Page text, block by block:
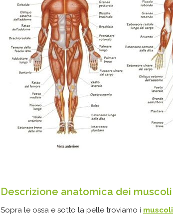
Descrizione anatomica dei muscoli
Sopra le ossa e sotto la pelle troviamo i muscoli